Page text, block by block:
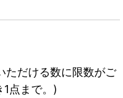
ただける数に限数がご
1点まで。)